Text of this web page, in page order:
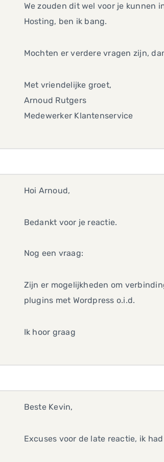
We zouden dit wel voor je kunnen
Hosting, ben ik bang.
Mochten er verdere vragen zijn,
Met vriendelijke groet,
Arnoud Rutgers
Medewerker Klantenservice
Hoi Arnoud,
Bedankt voor je reactie.
Nog een vraag:
Zijn er mogelijkheden om
plugins met Wordpress o.i.d.
Ik hoor graag
Beste Kevin,
Excuses voor de late reactie, ik